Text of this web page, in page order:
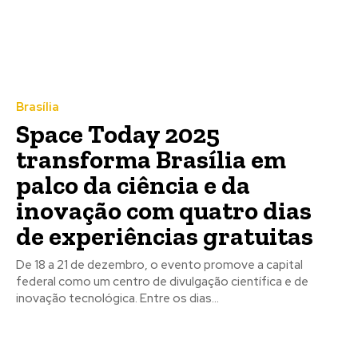
Brasília
Space Today 2025
transforma Brasília em
palco da ciência e da
inovação com quatro dias
de experiências gratuitas
De 18 a 21 de dezembro, o evento promove a capital
federal como um centro de divulgação científica e de
inovação tecnológica. Entre os dias...